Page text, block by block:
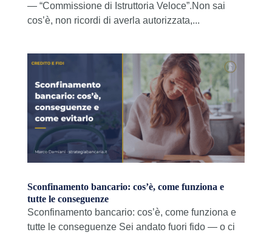
— “Commissione di Istruttoria Veloce”.Non sai
cos’è, non ricordi di averla autorizzata,...
Sconfinamento bancario: cos’è, come funziona e
tutte le conseguenze
Sconfinamento bancario: cos’è, come funziona e
tutte le conseguenze Sei andato fuori fido — o ci